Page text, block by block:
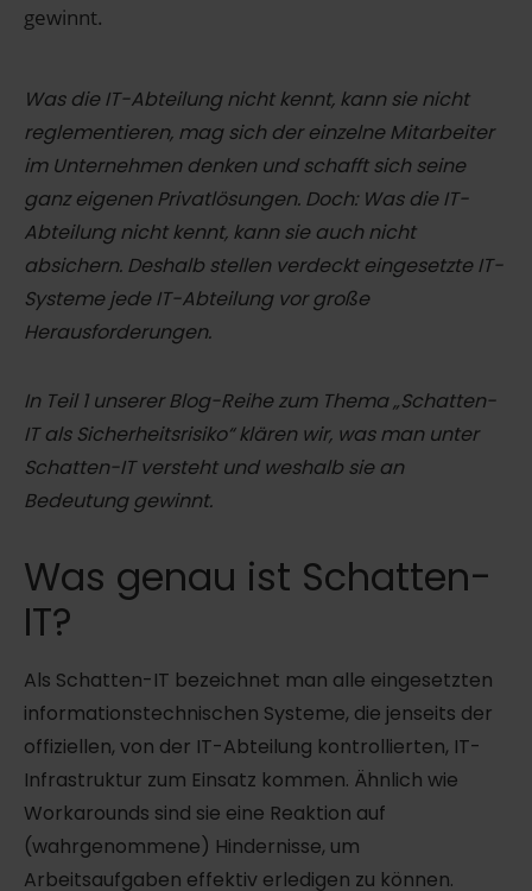
gewinnt.
Was die IT-Abteilung nicht kennt, kann sie nicht
reglementieren, mag sich der einzelne Mitarbeiter
im Unternehmen denken und schafft sich seine
ganz eigenen Privatlösungen. Doch: Was die IT-
Abteilung nicht kennt, kann sie auch nicht
absichern. Deshalb stellen verdeckt eingesetzte IT-
Systeme jede IT-Abteilung vor große
Herausforderungen.
In Teil 1 unserer Blog-Reihe zum Thema „Schatten-
IT als Sicherheitsrisiko“ klären wir, was man unter
Schatten-IT versteht und weshalb sie an
Bedeutung gewinnt.
Was genau ist Schatten-
IT?
Als Schatten-IT bezeichnet man alle eingesetzten
informationstechnischen Systeme, die jenseits der
offiziellen, von der IT-Abteilung kontrollierten, IT-
Infrastruktur zum Einsatz kommen. Ähnlich wie
Workarounds sind sie eine Reaktion auf
(wahrgenommene) Hindernisse, um
Arbeitsaufgaben effektiv erledigen zu können.